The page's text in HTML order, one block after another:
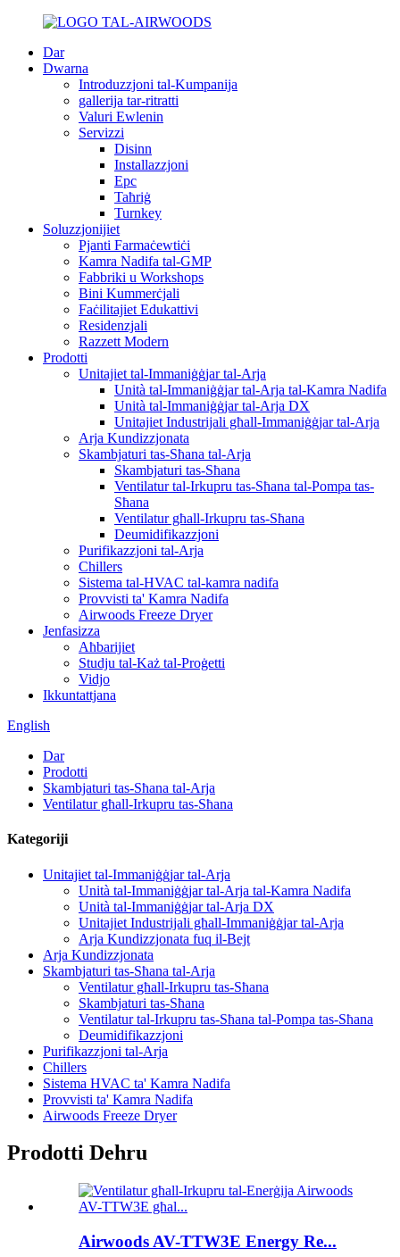
Dar
Dwarna
Introduzzjoni tal-Kumpanija
gallerija tar-ritratti
Valuri Ewlenin
Servizzi
Disinn
Installazzjoni
Epc
Taħriġ
Turnkey
Soluzzjonijiet
Pjanti Farmaċewtiċi
Kamra Nadifa tal-GMP
Fabbriki u Workshops
Bini Kummerċjali
Faċilitajiet Edukattivi
Residenzjali
Razzett Modern
Prodotti
Unitajiet tal-Immaniġġjar tal-Arja
Unità tal-Immaniġġjar tal-Arja tal-Kamra Nadifa
Unità tal-Immaniġġjar tal-Arja DX
Unitajiet Industrijali għall-Immaniġġjar tal-Arja
Arja Kundizzjonata
Skambjaturi tas-Sħana tal-Arja
Skambjaturi tas-Sħana
Ventilatur tal-Irkupru tas-Sħana tal-Pompa tas-
Sħana
Ventilatur għall-Irkupru tas-Sħana
Deumidifikazzjoni
Purifikazzjoni tal-Arja
Chillers
Sistema tal-HVAC tal-kamra nadifa
Provvisti ta' Kamra Nadifa
Airwoods Freeze Dryer
Jenfasizza
Aħbarijiet
Studju tal-Każ tal-Proġetti
Vidjo
Ikkuntattjana
English
Dar
Prodotti
Skambjaturi tas-Sħana tal-Arja
Ventilatur għall-Irkupru tas-Sħana
Kategoriji
Unitajiet tal-Immaniġġjar tal-Arja
Unità tal-Immaniġġjar tal-Arja tal-Kamra Nadifa
Unità tal-Immaniġġjar tal-Arja DX
Unitajiet Industrijali għall-Immaniġġjar tal-Arja
Arja Kundizzjonata fuq il-Bejt
Arja Kundizzjonata
Skambjaturi tas-Sħana tal-Arja
Ventilatur għall-Irkupru tas-Sħana
Skambjaturi tas-Sħana
Ventilatur tal-Irkupru tas-Sħana tal-Pompa tas-Sħana
Deumidifikazzjoni
Purifikazzjoni tal-Arja
Chillers
Sistema HVAC ta' Kamra Nadifa
Provvisti ta' Kamra Nadifa
Airwoods Freeze Dryer
Prodotti Dehru
Airwoods AV-TTW3E Energy Re...